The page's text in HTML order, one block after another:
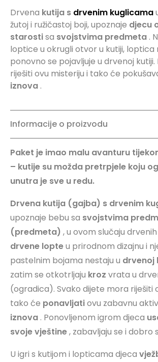
Drvena kutija s drvenim kuglicama
žutoj i ružičastoj boji, upoznaje djecu
starostisa svojstvima predmeta .
loptice u okrugli otvor u kutiji, loptica
ponovno se pojavljuje u drvenoj
riješiti ovu misteriju i tako će
iznova .
Informacije o proizvodu
Paket je imao malu avanturu
– kutije su možda pretrpjele koju
unutra je sve u redu.
Drvena kutija (gajba) s drvenim
upoznaje bebu sa svojstvima
(predmeta) , u ovom slučaju
drvene lopteu prirodnom dizajnu i
pastelnim bojama nestaju u drvenoj
zatim se otkotrljaju kroz vrata u
(ogradica). Svako dijete mora riješiti
tako će ponavljatiovu zabavnu
iznova . Ponovljenom igrom djeca
svoje vještine, zabavljaju se i dobro
U igri s kutijom i lopticama djeca